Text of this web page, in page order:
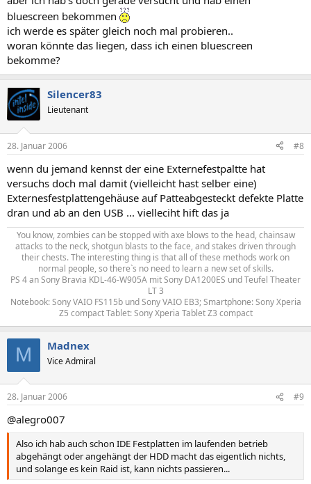
bluescreen bekommen
ich werde es später gleich noch mal probieren..
woran könnte das liegen, dass ich einen bluescreen
bekomme?
Silencer83
Lieutenant
28. Januar 2006 #8
wenn du jemand kennst der eine Externefestpaltte hat
versuchs doch mal damit (vielleicht hast selber eine)
Externesfestplattengehäuse auf Patteabgesteckt defekte Platte
dran und ab an den USB ... vielleciht hift das ja
You know, zombies can be stopped with axe blows to the head, chainsaw
attacks to the neck, shotgun blasts to the face, and stakes driven through
their chests. The interesting thing is that all of these methods work on
normal people, so there`s no need to learn a new set of skills.​
PS 4 an Sony Bravia KDL-46-W905A mit Sony DA1200ES und Teufel Theater
LT 3​
Notebook: Sony VAIO FS115b und Sony VAIO EB3; Smartphone: Sony Xperia
Z5 compact Tablet: Sony Xperia Tablet Z3 compact​
M Madnex
Vice Admiral
28. Januar 2006 #9
@alegro007
Also ich hab auch schon IDE Festplatten im laufenden betrieb
abgehängt oder angehängt der HDD macht das eigentlich nichts,
und solange es kein Raid ist, kann nichts passieren...